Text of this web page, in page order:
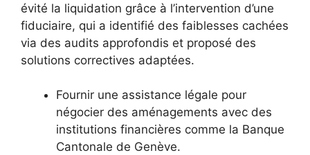
évité la liquidation grâce à l’intervention d’une
fiduciaire, qui a identifié des faiblesses cachées
via des audits approfondis et proposé des
solutions correctives adaptées.
Fournir une assistance légale pour
négocier des aménagements avec des
institutions financières comme la Banque
Cantonale de Genève.